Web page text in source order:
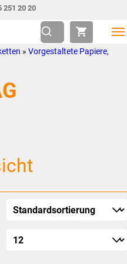
251 20 20
» Vorgestaltete Papiere,